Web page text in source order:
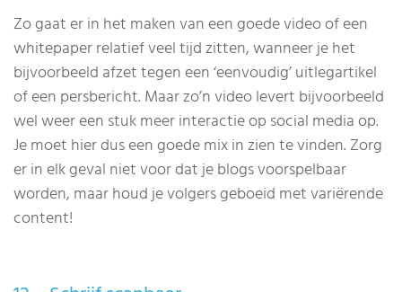
Zo gaat er in het maken van een goede video of een
whitepaper relatief veel tijd zitten, wanneer je het
bijvoorbeeld afzet tegen een ‘eenvoudig’ uitlegartikel
of een persbericht. Maar zo’n video levert bijvoorbeeld
wel weer een stuk meer interactie op social media op.
Je moet hier dus een goede mix in zien te vinden. Zorg
er in elk geval niet voor dat je blogs voorspelbaar
worden, maar houd je volgers geboeid met variërende
content!